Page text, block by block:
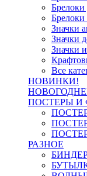
Брелоки
Значки
Значки
Значки
Все
НОВИНКИ!
ПОСТЕРЫ И
РАЗНОЕ